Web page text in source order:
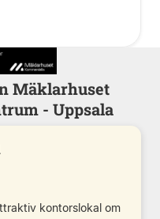
Mäklarhuset
- Uppsala
kontorslokal om